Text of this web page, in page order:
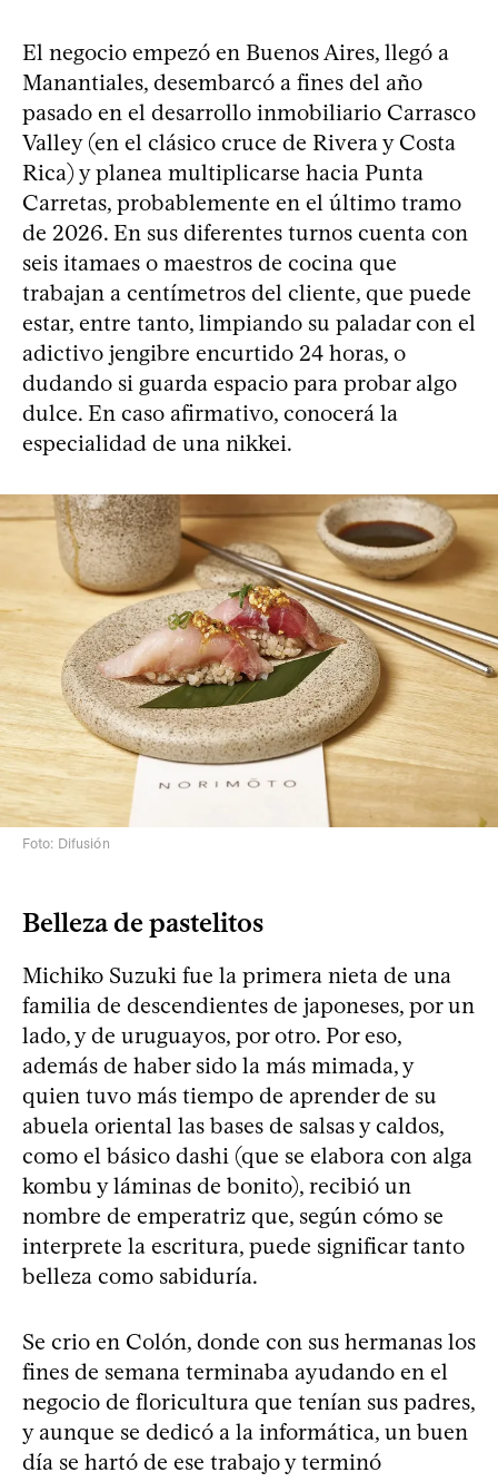
El negocio empezó en Buenos Aires, llegó a
Manantiales, desembarcó a fines del año
pasado en el desarrollo inmobiliario Carrasco
Valley (en el clásico cruce de Rivera y Costa
Rica) y planea multiplicarse hacia Punta
Carretas, probablemente en el último tramo
de 2026. En sus diferentes turnos cuenta con
seis itamaes o maestros de cocina que
trabajan a centímetros del cliente, que puede
estar, entre tanto, limpiando su paladar con el
adictivo jengibre encurtido 24 horas, o
dudando si guarda espacio para probar algo
dulce. En caso afirmativo, conocerá la
especialidad de una nikkei.
Foto: Difusión
Belleza de pastelitos
Michiko Suzuki fue la primera nieta de una
familia de descendientes de japoneses, por un
lado, y de uruguayos, por otro. Por eso,
además de haber sido la más mimada, y
quien tuvo más tiempo de aprender de su
abuela oriental las bases de salsas y caldos,
como el básico dashi (que se elabora con alga
kombu y láminas de bonito), recibió un
nombre de emperatriz que, según cómo se
interprete la escritura, puede significar tanto
belleza como sabiduría.
Se crio en Colón, donde con sus hermanas los
fines de semana terminaba ayudando en el
negocio de floricultura que tenían sus padres,
y aunque se dedicó a la informática, un buen
día se hartó de ese trabajo y terminó